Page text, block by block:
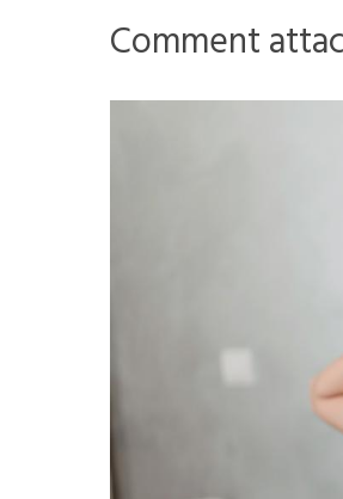
Comment